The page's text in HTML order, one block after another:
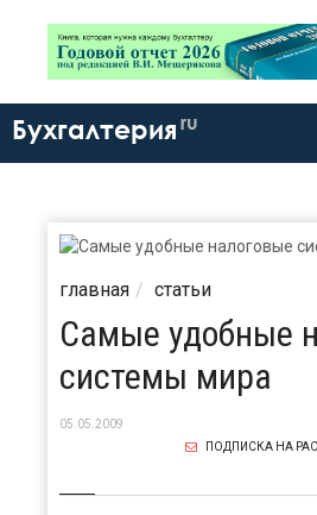
Бухгалтерия ru
главная статьи
Самые удобные
системы мира
05.05.2009
ПОДПИСКА НА